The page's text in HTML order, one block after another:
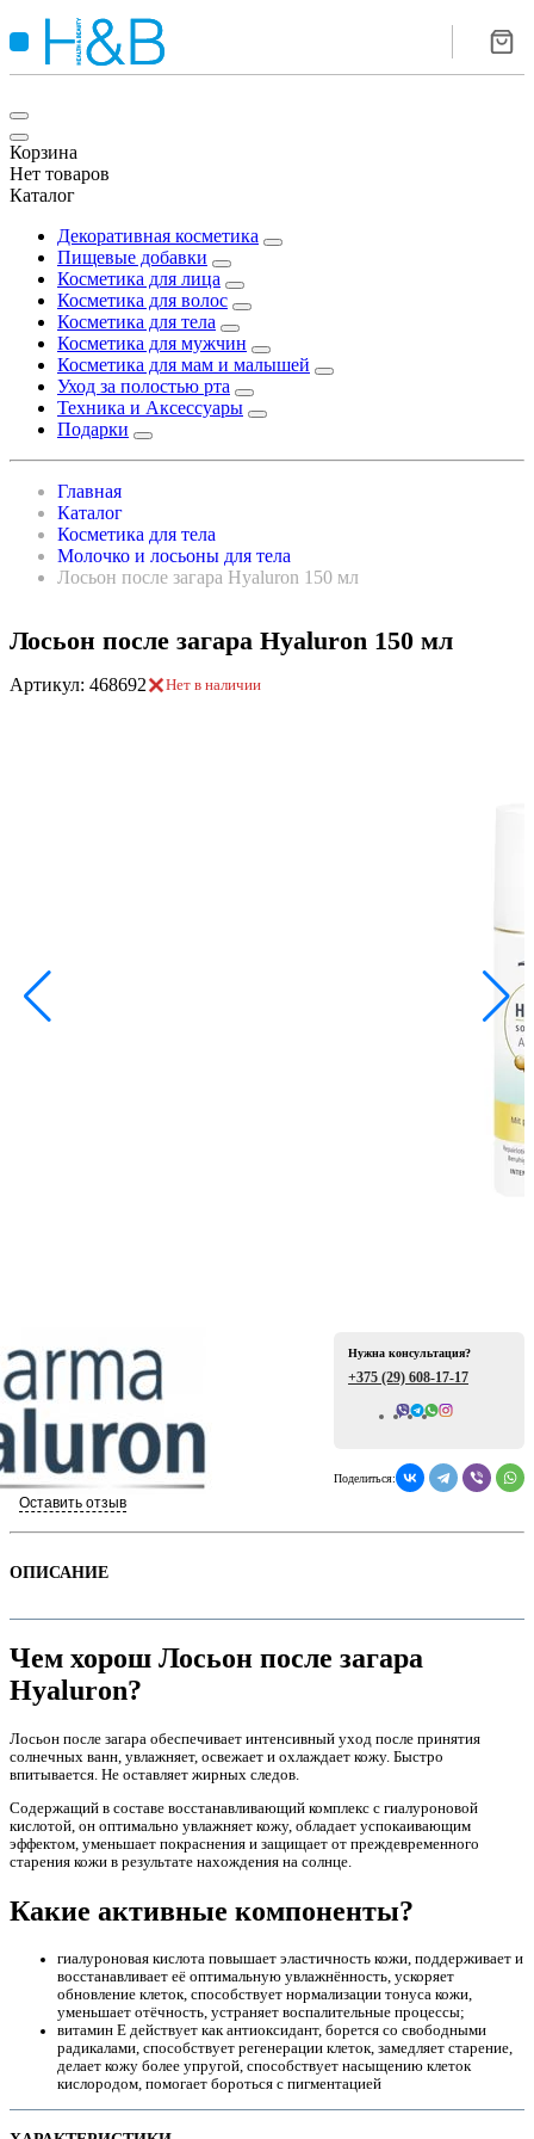
Корзина
Нет товаров
Каталог
Декоративная косметика
Пищевые добавки
Косметика для лица
Косметика для волос
Косметика для тела
Косметика для мужчин
Косметика для мам и малышей
Уход за полостью рта
Техника и Аксессуары
Подарки
Главная
Каталог
Косметика для тела
Молочко и лосьоны для тела
Лосьон после загара Hyaluron 150 мл
Лосьон после загара Hyaluron 150 мл
Артикул: 468692 Нет в наличии
Оставить отзыв
Нужна консультация?
+375 (29) 608-17-17
Поделиться:
ОПИСАНИЕ
Чем хорош Лосьон после загара
Hyaluron?
Лосьон после загара обеспечивает интенсивный уход после принятия
солнечных ванн, увлажняет, освежает и охлаждает кожу. Быстро
впитывается. Не оставляет жирных следов.
Содержащий в составе восстанавливающий комплекс с гиалуроновой
кислотой, он оптимально увлажняет кожу, обладает успокаивающим
эффектом, уменьшает покраснения и защищает от преждевременного
старения кожи в результате нахождения на солнце.
Какие активные компоненты?
гиалуроновая кислота повышает эластичность кожи, поддерживает и
восстанавливает её оптимальную увлажнённость, ускоряет
обновление клеток, способствует нормализации тонуса кожи,
уменьшает отёчность, устраняет воспалительные процессы;
витамин E действует как антиоксидант, борется со свободными
радикалами, способствует регенерации клеток, замедляет старение,
делает кожу более упругой, способствует насыщению клеток
кислородом, помогает бороться с пигментацией